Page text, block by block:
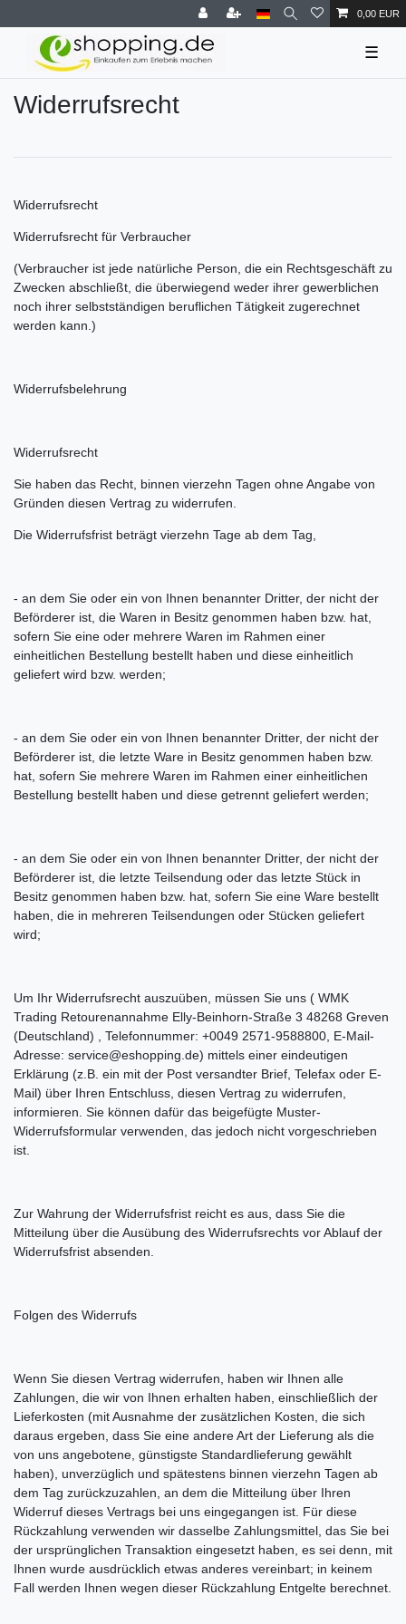
0,00 EUR
☰
Widerrufs­recht
Widerrufs­recht
Widerrufsrecht für Verbraucher
(Verbraucher ist jede natürliche Person, die ein Rechtsgeschäft zu
Zwecken abschließt, die überwiegend weder ihrer gewerblichen
noch ihrer selbstständigen beruflichen Tätigkeit zugerechnet
werden kann.)
Widerrufsbelehrung
Widerrufsrecht
Sie haben das Recht, binnen vierzehn Tagen ohne Angabe von
Gründen diesen Vertrag zu widerrufen.
Die Widerrufsfrist beträgt vierzehn Tage ab dem Tag,
- an dem Sie oder ein von Ihnen benannter Dritter, der nicht der
Beförderer ist, die Waren in Besitz genommen haben bzw. hat,
sofern Sie eine oder mehrere Waren im Rahmen einer
einheitlichen Bestellung bestellt haben und diese einheitlich
geliefert wird bzw. werden;
- an dem Sie oder ein von Ihnen benannter Dritter, der nicht der
Beförderer ist, die letzte Ware in Besitz genommen haben bzw.
hat, sofern Sie mehrere Waren im Rahmen einer einheitlichen
Bestellung bestellt haben und diese getrennt geliefert werden;
- an dem Sie oder ein von Ihnen benannter Dritter, der nicht der
Beförderer ist, die letzte Teilsendung oder das letzte Stück in
Besitz genommen haben bzw. hat, sofern Sie eine Ware bestellt
haben, die in mehreren Teilsendungen oder Stücken geliefert
wird;
Um Ihr Widerrufsrecht auszuüben, müssen Sie uns ( WMK
Trading Retourenannahme Elly-Beinhorn-Straße 3 48268 Greven
(Deutschland) , Telefonnummer: +0049 2571-9588800, E-Mail-
Adresse: service@eshopping.de) mittels einer eindeutigen
Erklärung (z.B. ein mit der Post versandter Brief, Telefax oder E-
Mail) über Ihren Entschluss, diesen Vertrag zu widerrufen,
informieren. Sie können dafür das beigefügte Muster-
Widerrufsformular verwenden, das jedoch nicht vorgeschrieben
ist.
Zur Wahrung der Widerrufsfrist reicht es aus, dass Sie die
Mitteilung über die Ausübung des Widerrufsrechts vor Ablauf der
Widerrufsfrist absenden.
Folgen des Widerrufs
Wenn Sie diesen Vertrag widerrufen, haben wir Ihnen alle
Zahlungen, die wir von Ihnen erhalten haben, einschließlich der
Lieferkosten (mit Ausnahme der zusätzlichen Kosten, die sich
daraus ergeben, dass Sie eine andere Art der Lieferung als die
von uns angebotene, günstigste Standardlieferung gewählt
haben), unverzüglich und spätestens binnen vierzehn Tagen ab
dem Tag zurückzuzahlen, an dem die Mitteilung über Ihren
Widerruf dieses Vertrags bei uns eingegangen ist. Für diese
Rückzahlung verwenden wir dasselbe Zahlungsmittel, das Sie bei
der ursprünglichen Transaktion eingesetzt haben, es sei denn, mit
Ihnen wurde ausdrücklich etwas anderes vereinbart; in keinem
Fall werden Ihnen wegen dieser Rückzahlung Entgelte berechnet.